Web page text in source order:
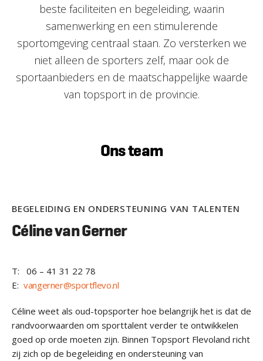
beste faciliteiten en begeleiding, waarin
samenwerking en een stimulerende
sportomgeving centraal staan. Zo versterken we
niet alleen de sporters zelf, maar ook de
sportaanbieders en de maatschappelijke waarde
van topsport in de provincie.
Ons team
BEGELEIDING EN ONDERSTEUNING VAN TALENTEN
Céline van Gerner
T: 06 – 41 31 22 78
E: vangerner@sportflevo.nl
Céline weet als oud-topsporter hoe belangrijk het is dat de
randvoorwaarden om sporttalent verder te ontwikkelen
goed op orde moeten zijn. Binnen Topsport Flevoland richt
zij zich op de begeleiding en ondersteuning van